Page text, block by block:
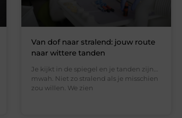
Van dof naar stralend: jouw route
naar wittere tanden
Je kijkt in de spiegel en je tanden zijn…
mwah. Niet zo stralend als je misschien
zou willen. We zien